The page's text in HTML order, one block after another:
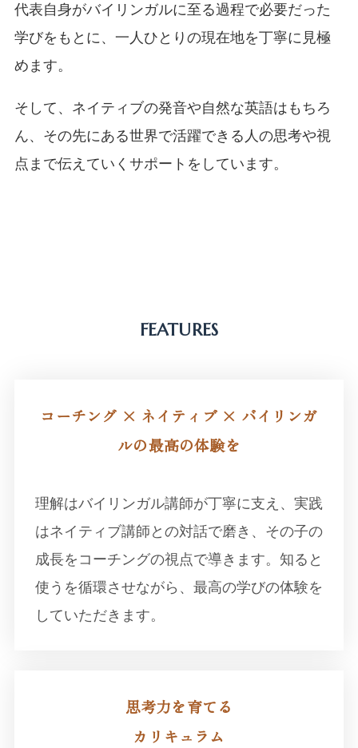
代表自身がバイリンガルに至る過程で必要だった
学びをもとに、一人ひとりの現在地を丁寧に見極
めます。
そして、ネイティブの発音や自然な英語はもちろ
ん、その先にある世界で活躍できる人の思考や視
点まで伝えていくサポートをしています。
FEATURES
コーチング × ネイティブ × バイリンガ
ルの最高の体験を
理解はバイリンガル講師が丁寧に支え、実践
はネイティブ講師との対話で磨き、その子の
成長をコーチングの視点で導きます。知ると
使うを循環させながら、最高の学びの体験を
していただきます。
思考力を育てる
カリキュラム